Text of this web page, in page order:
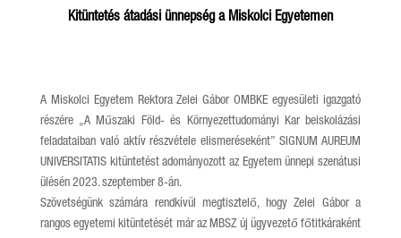
Kitüntetés átadási ünnepség a Miskolci Egyetemen
A Miskolci Egyetem Rektora Zelei Gábor OMBKE egyesületi igazgató
részére „A Műszaki Föld- és Környezettudományi Kar beiskolázási
feladataiban való aktív részvétele elismeréseként” SIGNUM AUREUM
UNIVERSITATIS kitüntetést adományozott az Egyetem ünnepi szenátusi
ülésén 2023. szeptember 8-án.
Szövetségünk számára rendkívül megtisztelő, hogy Zelei Gábor a
rangos egyetemi kitüntetését már az MBSZ új ügyvezető főtitkáraként